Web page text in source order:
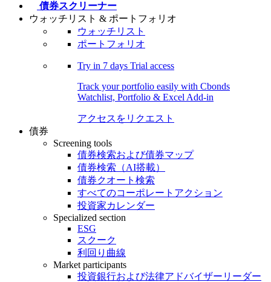
債券スクリーナー
ウォッチリスト & ポートフォリオ
ウォッチリスト
ポートフォリオ
Try in 7 days Trial access
Track your portfolio easily with Cbonds
Watchlist, Portfolio & Excel Add-in
アクセスをリクエスト
債券
Screening tools
債券検索および債券マップ
債券検索（AI搭載）
債券クオート検索
すべてのコーポレートアクション
投資家カレンダー
Specialized section
ESG
スクーク
利回り曲線
Market participants
投資銀行および法律アドバイザーリーダー